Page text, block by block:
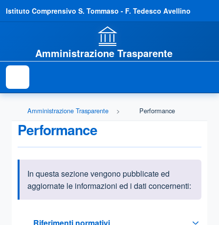
Istituto Comprensivo S. Tommaso - F. Tedesco Avellino
Amministrazione Trasparente
Amministrazione Trasparente Performance
Performance
Informazioni introduttive
In questa sezione vengono pubblicate ed
aggiornate le informazioni ed i dati concernenti: